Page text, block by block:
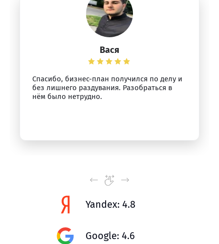
Вася
Спасибо, бизнес-план получился по делу и
без лишнего раздувания. Разобраться в
нём было нетрудно.
Yandex: 4.8
Google: 4.6